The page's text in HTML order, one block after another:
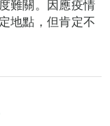
難關。因應疫情
地點，但肯定不